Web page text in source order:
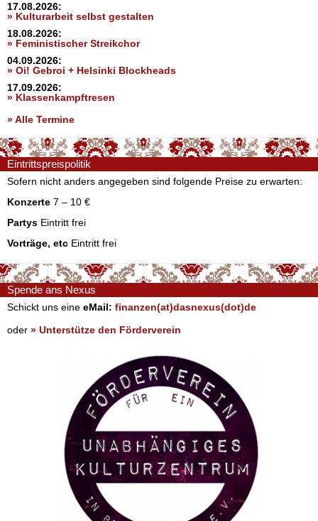
17.08.2026:
» Kulturarbeit selbst gestalten
18.08.2026:
» Feministischer Streikchor
04.09.2026:
» Oi! Gebroi + Helsinki Blockheads
17.09.2026:
» Klassenkampftresen
» Alle Termine
Eintrittspreispolitik
Sofern nicht anders angegeben sind folgende Preise zu erwarten:
Konzerte 7 – 10 €
Partys Eintritt frei
Vorträge, etc Eintritt frei
Spende ans Nexus
Schickt uns eine eMail: finanzen(at)dasnexus(dot)de
oder » Unterstütze den Förderverein